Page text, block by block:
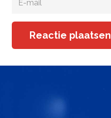
Reactie plaatsen